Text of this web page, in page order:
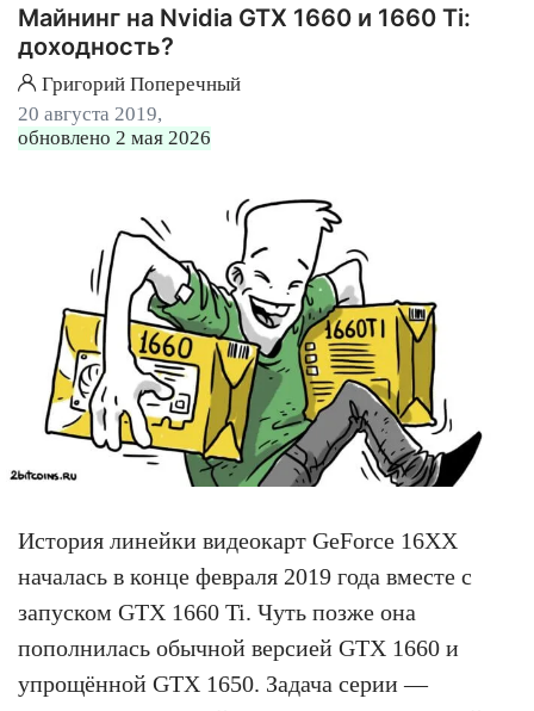
Майнинг на Nvidia GTX 1660 и 1660 Ti:
доходность?
Григорий Поперечный
20 августа 2019,
обновлено 2 мая 2026
История линейки видеокарт GeForce 16ХХ
началась в конце февраля 2019 года вместе с
запуском GTX 1660 Ti. Чуть позже она
пополнилась обычной версией GTX 1660 и
упрощённой GTX 1650. Задача серии —